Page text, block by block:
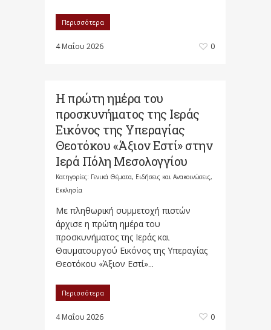
Περισσότερα
4 Μαΐου 2026 0
Η πρώτη ημέρα του
προσκυνήματος της Ιεράς
Εικόνος της Υπεραγίας
Θεοτόκου «Άξιον Εστί» στην
Ιερά Πόλη Μεσολογγίου
Κατηγορίες: Γενικά Θέματα, Ειδήσεις και Ανακοινώσεις,
Εκκλησία
Με πληθωρική συμμετοχή πιστών
άρχισε η πρώτη ημέρα του
προσκυνήματος της Ιεράς και
Θαυματουργού Εικόνος της Υπεραγίας
Θεοτόκου «Άξιον Εστί»...
Περισσότερα
4 Μαΐου 2026 0